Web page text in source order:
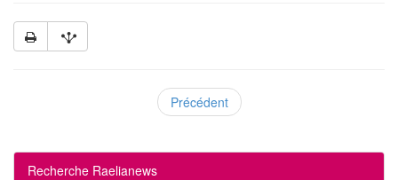
Précédent
Recherche Raelianews